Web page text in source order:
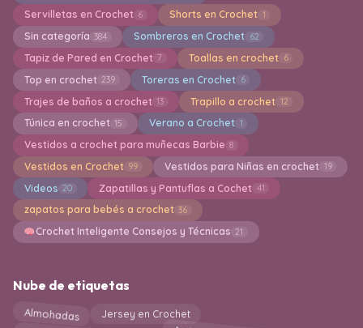
Servilletas en Crochet 6 Shorts en Crochet 1
Sin categoría 384 Sombreros en Crochet 62
Tapiz de Pared en Crochet 7 Toallas en crochet 6
Top en crochet 239 Toreras en Crochet 6
Trajes de baños a crochet 13 Trapillo a crochet 12
Túnica en crochet 15 Verano a Crochet 1
Vestidos a crochet para muñecas Barbie 8
Vestidos en Crochet 99 Vestidos para Niñas en crochet 19
Videos 20 Zapatillas y Pantuflas a Cochet 41
zapatos para bebés a crochet 36
Crochet Inteligente Consejos y Técnicas 21
Nube de etiquetas
Almohadas Jersey en Crochet